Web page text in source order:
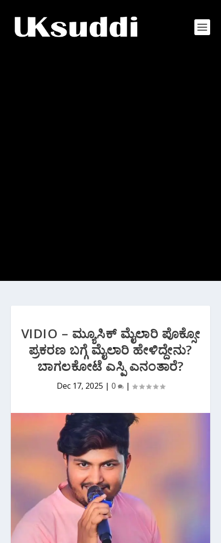
VIDIO – ಮ್ಯೂಸಿಕ್ ಮೈಲಾರಿ ಪೊಕ್ಸೋ
ಪ್ರಕರಣ ಬಗ್ಗೆ ಮೈಲಾರಿ ಹೇಳಿದ್ದೇನು?
ಬಾಗಲಕೋಟೆ ಎಸ್ಪಿ ಎನಂತಾರೆ?
Dec 17, 2025 | 0 |